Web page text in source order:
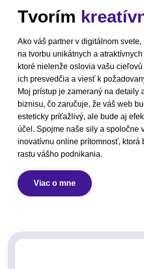
Tvorím
Ako váš partner v digitálnom
na tvorbu unikátnych a
ktoré nielenže oslovia vašu
ich presvedčia a viesť k
Moj prístup je zameraný na detaily
biznisu, čo zaručuje, že váš web
esteticky príťažlivý, ale bude aj
účel. Spojme naše sily a spoločne
inovatívnu online prítomnosť, ktorá
rastu vášho podnikania.
Viac o mne